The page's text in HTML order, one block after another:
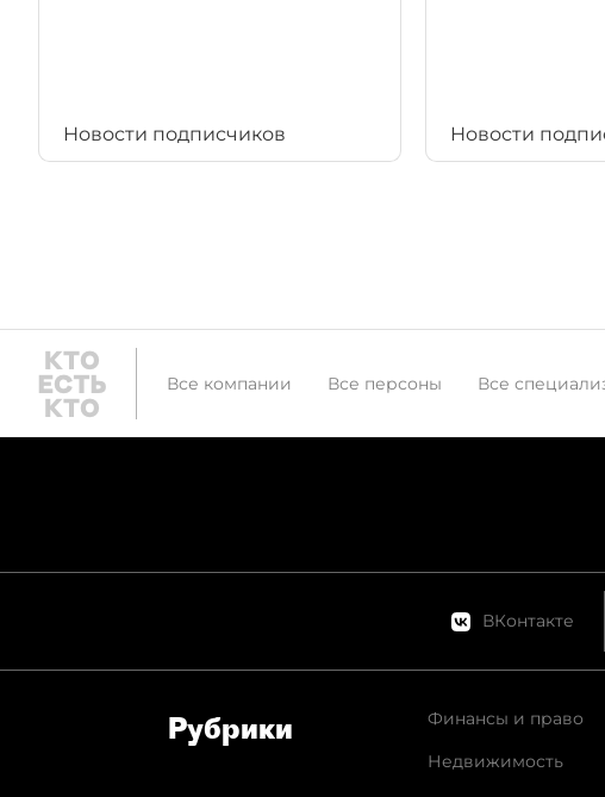
Новости подписчиков Новости
Все компании Все персоны Все
ВКонтакте
Рубрики
Финансы и право
Недвижимость